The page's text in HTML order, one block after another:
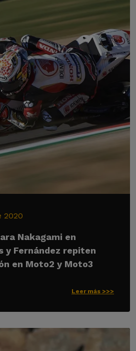
2020
Nakagami en
y Fernández repiten
en Moto2 y Moto3
Leer más >>>